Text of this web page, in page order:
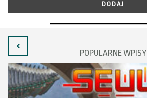
POPULARNE WPISY